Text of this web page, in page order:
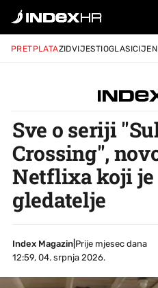
PRETPLATAZIDVIJESTIOGLASI
Sve o seriji
Crossing",
Netflixa koji je
gledatelje
Index Magazin
Prije mjesec dana
12:59, 04. srpnja 2026.